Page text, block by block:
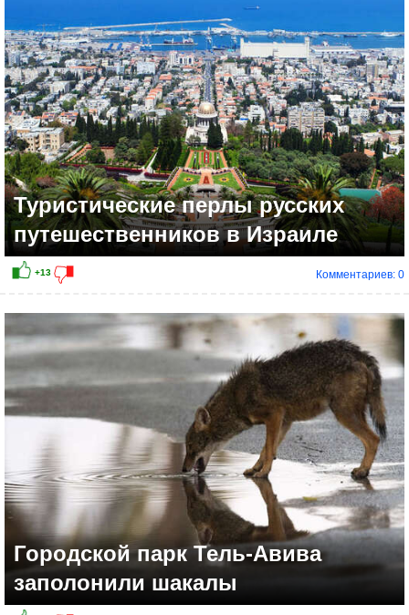
+23
Туристические перлы русских
путешественников в Израиле
Комментариев: 0
Городской парк Тель-Авива
заполонили шакалы